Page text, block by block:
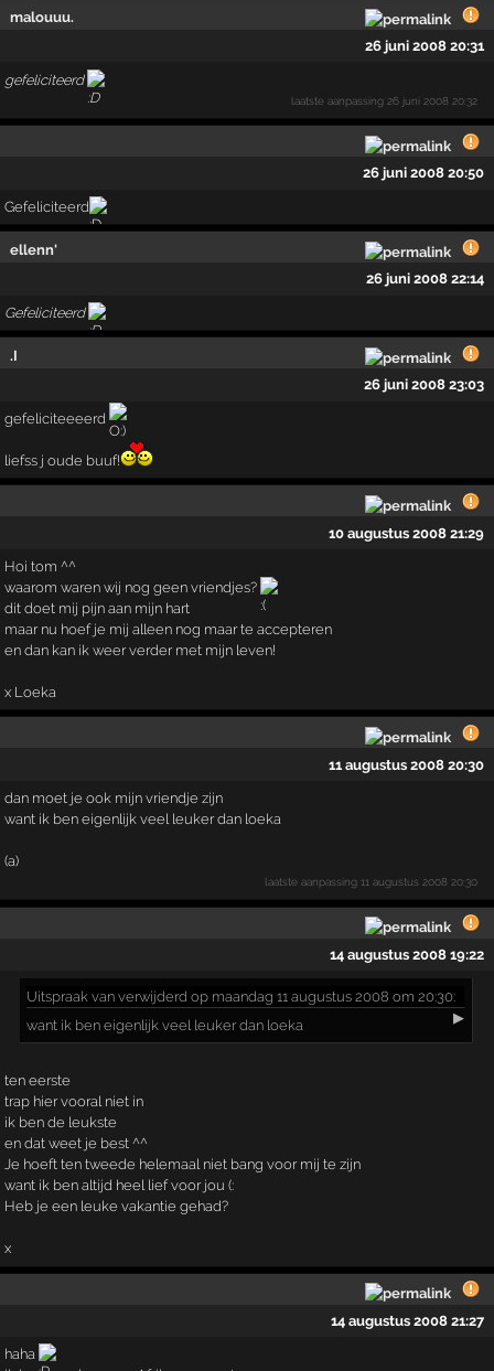
malouuu.
26 juni 2008 20:31
gefeliciteerd
laatste aanpassing 26 juni 2008 20:32
26 juni 2008 20:50
Gefeliciteerd
ellenn'
26 juni 2008 22:14
Gefeliciteerd
.I
26 juni 2008 23:03
gefeliciteeeerd
liefss j oude buuf!
10 augustus 2008 21:29
Hoi tom ^^
waarom waren wij nog geen vriendjes?
dit doet mij pijn aan mijn hart
maar nu hoef je mij alleen nog maar te accepteren
en dan kan ik weer verder met mijn leven!
x Loeka
11 augustus 2008 20:30
dan moet je ook mijn vriendje zijn
want ik ben eigenlijk veel leuker dan loeka
(a)
laatste aanpassing11 augustus 2008 20:30
14 augustus 2008 19:22
Uitspraak van verwijderd op maandag 11 augustus 2008 om 20:30:
▶
want ik ben eigenlijk veel leuker dan loeka
ten eerste
trap hier vooral niet in
ik ben de leukste
en dat weet je best ^^
Je hoeft ten tweede helemaal niet bang voor mij te zijn
want ik ben altijd heel lief voor jou (:
Heb je een leuke vakantie gehad?
x
14 augustus 2008 21:27
haha